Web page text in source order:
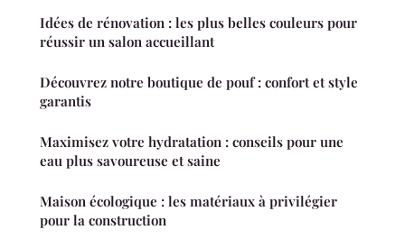
Idées de rénovation : les plus belles couleurs pour
réussir un salon accueillant
Découvrez notre boutique de pouf : confort et style
garantis
Maximisez votre hydratation : conseils pour une
eau plus savoureuse et saine
Maison écologique : les matériaux à privilégier
pour la construction